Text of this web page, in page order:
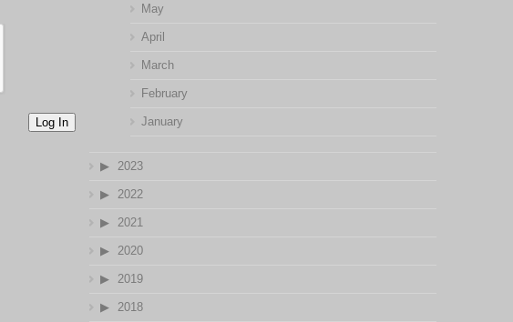
Log In
May
April
March
February
January
2023
2022
2021
2020
2019
2018